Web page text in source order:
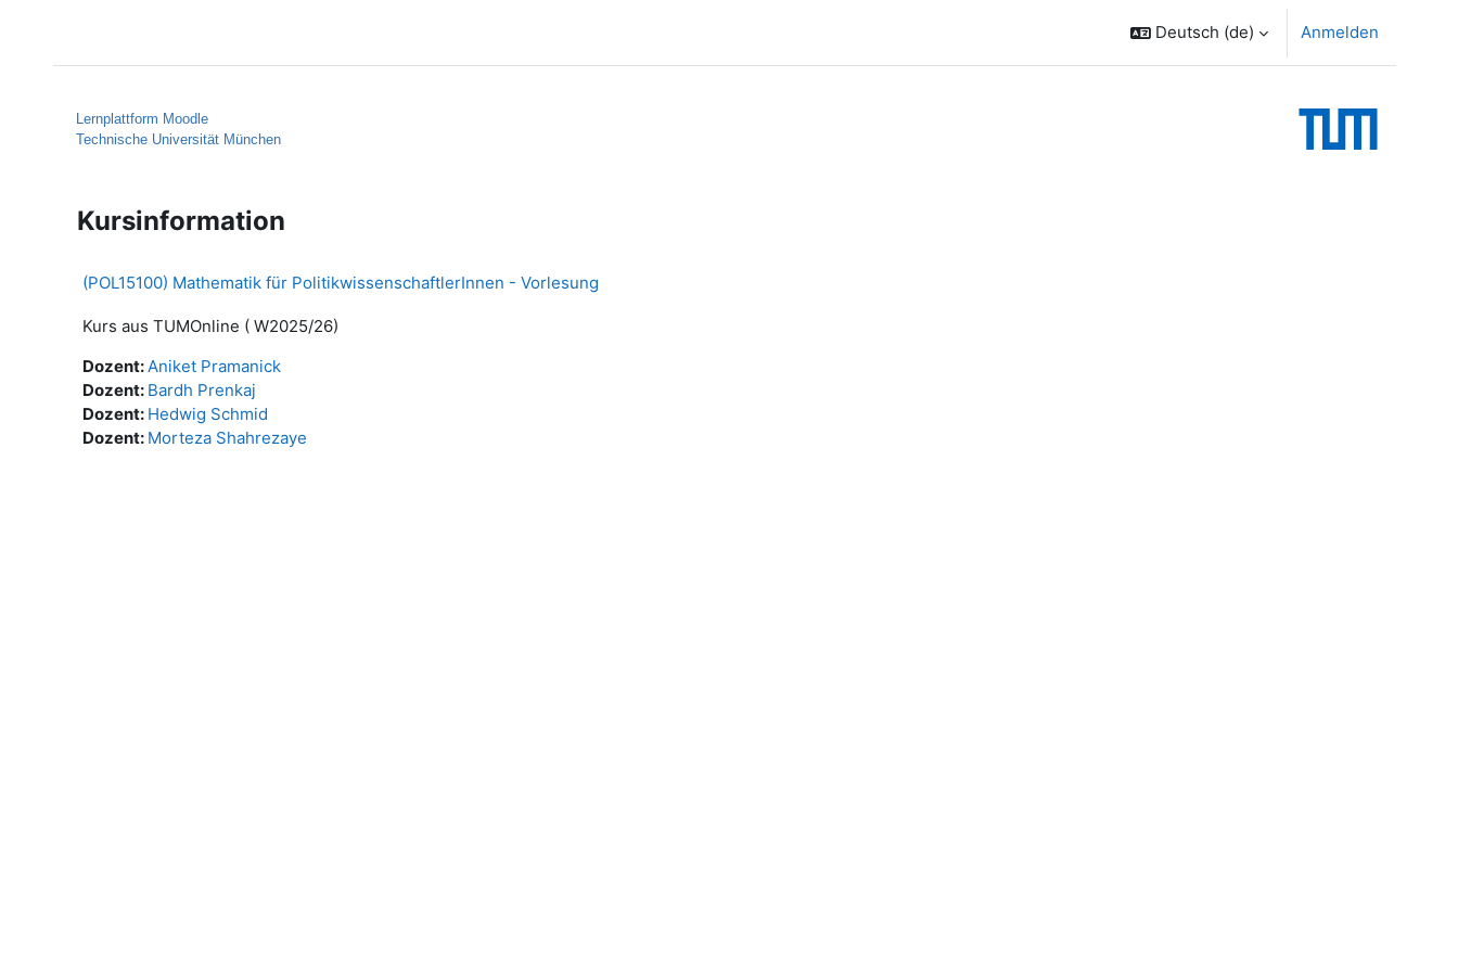
Deutsch ‎(de)‎ Anmelden
Lernplattform Moodle
Technische Universität München
Kursinformation
(POL15100) Mathematik für PolitikwissenschaftlerInnen - Vorlesung
Kurs aus TUMOnline ( W2025/26)
Dozent:Aniket Pramanick
Dozent: Bardh Prenkaj
Dozent: Hedwig Schmid
Dozent: Morteza Shahrezaye